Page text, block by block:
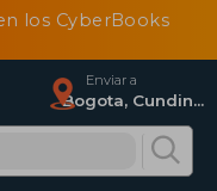
los CyberBooks
Enviar a
Bogota, Cundinamarca